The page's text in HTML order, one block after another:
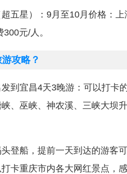
五星）：9月至10月价格：
元/人。
攻略？
到宜昌4天3晚游：可以打卡
、巫峡、神农溪、三峡大坝
登船，提前一天到达的游客
卡重庆市内各大网红景点，